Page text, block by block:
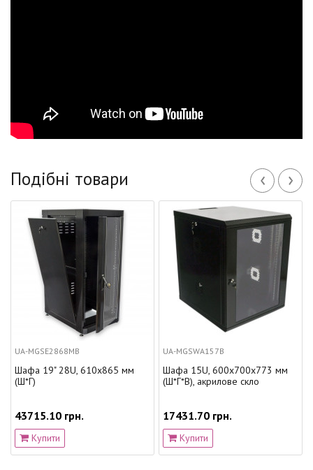
Подібні товари ‹ ›
610х865 мм
грн.
UA-MGSWA157B
Шафа 15U, 600х700х773 мм
(Ш*Г*В), акрилове скло
17431.70 грн.
Шафа 12U,
(Ш*Г*В),